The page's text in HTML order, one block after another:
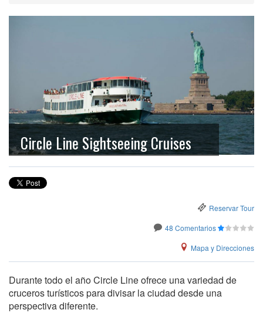
Circle Line Sightseeing Cruises
Reservar Tour
48 Comentarios
Mapa y Direcciones
Durante todo el año Circle Line ofrece una variedad de
cruceros turísticos para divisar la ciudad desde una
perspectiva diferente.